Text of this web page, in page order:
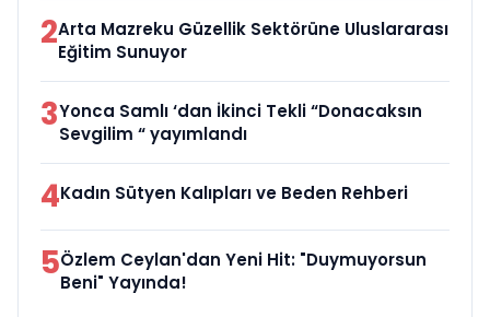
2Arta Mazreku Güzellik Sektörüne Uluslararası
Eğitim Sunuyor
3Yonca Samlı ‘dan İkinci Tekli “Donacaksın
Sevgilim “ yayımlandı
4Kadın Sütyen Kalıpları ve Beden Rehberi
5Özlem Ceylan'dan Yeni Hit: "Duymuyorsun
Beni" Yayında!